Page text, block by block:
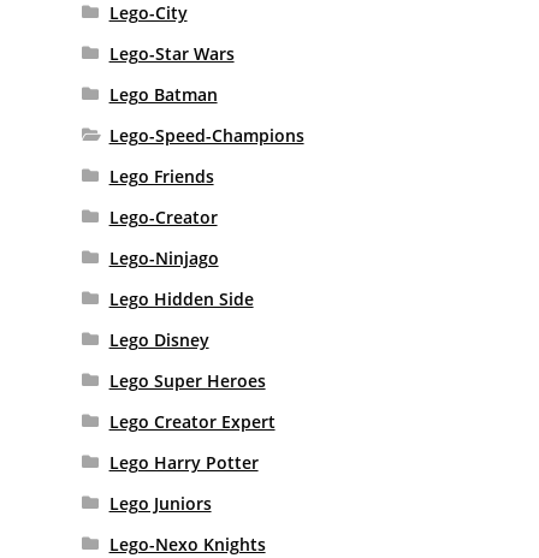
Lego-City
Lego-Star Wars
Lego Batman
Lego-Speed-Champions
Lego Friends
Lego-Creator
Lego-Ninjago
Lego Hidden Side
Lego Disney
Lego Super Heroes
Lego Creator Expert
Lego Harry Potter
Lego Juniors
Lego-Nexo Knights